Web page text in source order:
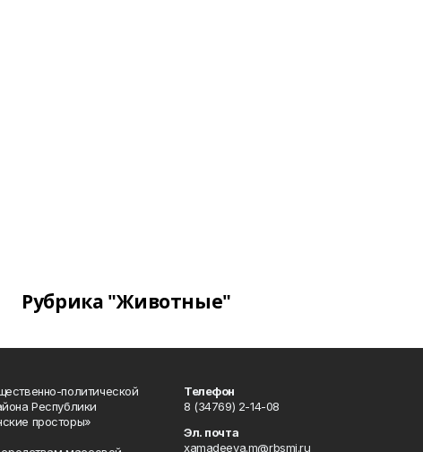
Рубрика "Животные"
политической
Республики
просторы»
Телефон
8 (34769) 2-14-08
Эл. почта
xamadeeva.m@rbsmi.ru